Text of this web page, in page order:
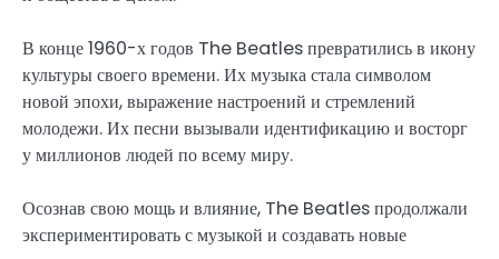
В конце 1960-х годов The Beatles превратились в икону
культуры своего времени. Их музыка стала символом
новой эпохи, выражение настроений и стремлений
молодежи. Их песни вызывали идентификацию и восторг
у миллионов людей по всему миру.
Осознав свою мощь и влияние, The Beatles продолжали
экспериментировать с музыкой и создавать новые